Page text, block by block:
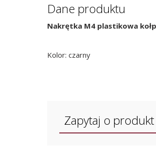
Dane produktu
Nakrętka M4 plastikowa
Kolor: czarny
Zapytaj o